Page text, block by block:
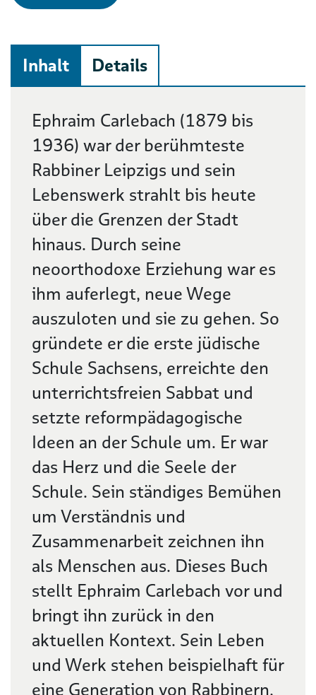
Inhalt Details
Beschreibung
Ephraim Carlebach (1879 bis
1936) war der berühmteste
Rabbiner Leipzigs und sein
Lebenswerk strahlt bis heute
über die Grenzen der Stadt
hinaus. Durch seine
neoorthodoxe Erziehung war es
ihm auferlegt, neue Wege
auszuloten und sie zu gehen. So
gründete er die erste jüdische
Schule Sachsens, erreichte den
unterrichtsfreien Sabbat und
setzte reformpädagogische
Ideen an der Schule um. Er war
das Herz und die Seele der
Schule. Sein ständiges Bemühen
um Verständnis und
Zusammenarbeit zeichnen ihn
als Menschen aus. Dieses Buch
stellt Ephraim Carlebach vor und
bringt ihn zurück in den
aktuellen Kontext. Sein Leben
und Werk stehen beispielhaft für
eine Generation von Rabbinern,